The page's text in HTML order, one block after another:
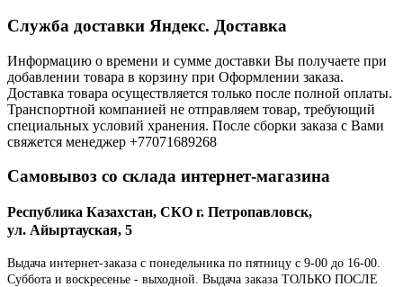
Служба доставки Яндекс. Доставка
Информацию о времени и сумме доставки Вы получаете при
добавлении товара в корзину при Оформлении заказа.
Доставка товара осуществляется только после полной оплаты.
Транспортной компанией не отправляем товар, требующий
специальных условий хранения. После сборки заказа с Вами
свяжется менеджер +77071689268
Самовывоз со склада интернет-магазина
Республика Казахстан, СКО г. Петропавловск,
ул. Айыртауская, 5
Выдача интернет-заказа с понедельника по пятницу с 9-00 до 16-00.
Суббота и воскресенье - выходной. Выдача заказа ТОЛЬКО ПОСЛЕ